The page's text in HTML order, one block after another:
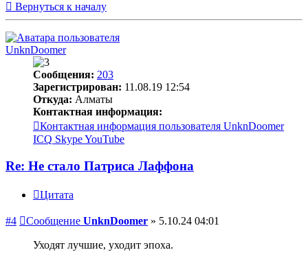
Вернуться к началу
UnknDoomer
Сообщения: 203
Зарегистрирован: 11.08.19 12:54
Откуда: Алматы
Контактная информация:
Контактная информация пользователя UnknDoomer
ICQ SkypeYouTube
Re: Не стало Патриса Лаффона
Цитата
#4 Сообщение UnknDoomer » 5.10.24 04:01
Уходят лучшие, уходит эпоха.